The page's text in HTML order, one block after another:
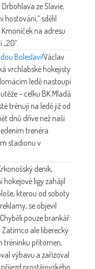
ze Slavie,
hostování,“ sdělil
na adresu
Boleslaví!Václav
vrchlabské hokejisty
ledě nastoupí
– celku BK Mladá
trénují na ledě již od
dnů dříve než naši
trenéra
stadionu v
deník,
hokejové ligy zahájil
kterou od soboty
se objevil
pouze brankář
Zatímco ale liberecký
tréninku přítomen,
výbavu a zařizoval
prostějovského